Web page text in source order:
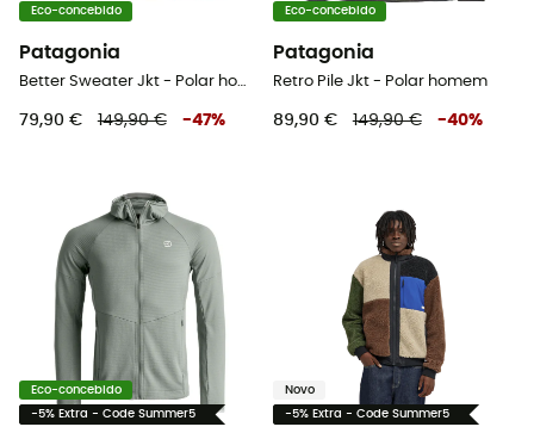
Eco-concebido
Patagonia
Better Sweater Jkt - Polar homem
79,90 € 149,90 € -47%
Eco-concebido
Patagonia
Retro Pile Jkt - Polar homem
89,90 € 149,90 € -40%
Eco-concebido
-5% Extra - Code Summer5
Novo
-5% Extra - Code Summer5